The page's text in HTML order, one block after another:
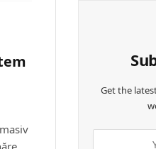
Get the